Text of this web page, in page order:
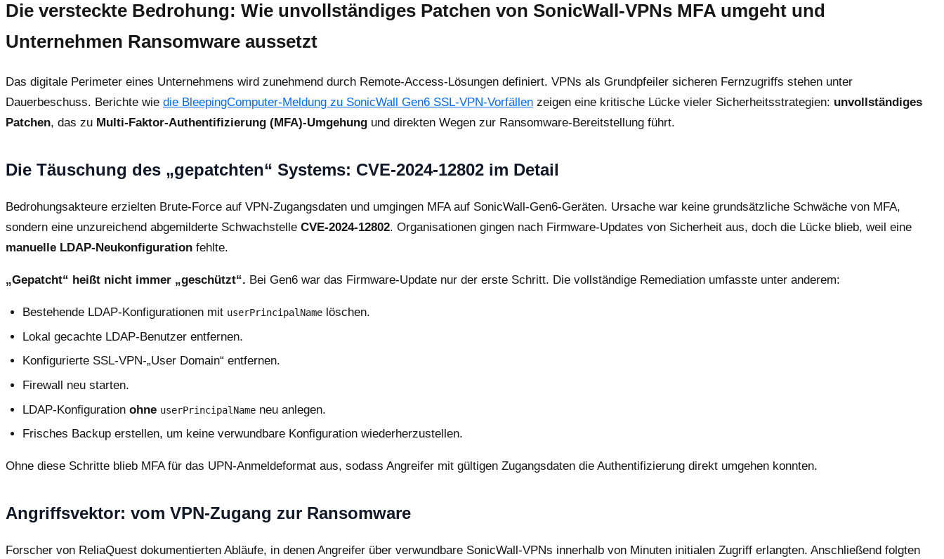
Die versteckte Bedrohung: Wie unvollständiges Patchen von SonicWall-VPNs MFA umgeht und
Unternehmen Ransomware aussetzt
Das digitale Perimeter eines Unternehmens wird zunehmend durch Remote-Access-Lösungen definiert. VPNs als Grundpfeiler sicheren Fernzugriffs stehen unter
Dauerbeschuss. Berichte wie die BleepingComputer-Meldung zu SonicWall Gen6 SSL-VPN-Vorfällen zeigen eine kritische Lücke vieler Sicherheitsstrategien: unvollständiges
Patchen, das zu Multi-Faktor-Authentifizierung (MFA)-Umgehung und direkten Wegen zur Ransomware-Bereitstellung führt.
Die Täuschung des „gepatchten“ Systems: CVE-2024-12802 im Detail
Bedrohungsakteure erzielten Brute-Force auf VPN-Zugangsdaten und umgingen MFA auf SonicWall-Gen6-Geräten. Ursache war keine grundsätzliche Schwäche von MFA,
sondern eine unzureichend abgemilderte Schwachstelle CVE-2024-12802. Organisationen gingen nach Firmware-Updates von Sicherheit aus, doch die Lücke blieb, weil eine
manuelle LDAP-Neukonfiguration fehlte.
„Gepatcht“ heißt nicht immer „geschützt“. Bei Gen6 war das Firmware-Update nur der erste Schritt. Die vollständige Remediation umfasste unter anderem:
Bestehende LDAP-Konfigurationen mit userPrincipalName löschen.
Lokal gecachte LDAP-Benutzer entfernen.
Konfigurierte SSL-VPN-„User Domain“ entfernen.
Firewall neu starten.
LDAP-Konfiguration ohne userPrincipalName neu anlegen.
Frisches Backup erstellen, um keine verwundbare Konfiguration wiederherzustellen.
Ohne diese Schritte blieb MFA für das UPN-Anmeldeformat aus, sodass Angreifer mit gültigen Zugangsdaten die Authentifizierung direkt umgehen konnten.
Angriffsvektor: vom VPN-Zugang zur Ransomware
Forscher von ReliaQuest dokumentierten Abläufe, in denen Angreifer über verwundbare SonicWall-VPNs innerhalb von Minuten initialen Zugriff erlangten. Anschließend folgten